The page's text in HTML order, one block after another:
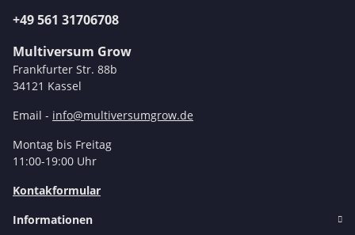
+49 561 31706708
Multiversum Grow
Frankfurter Str. 88b
34121 Kassel
Email - info@multiversumgrow.de
Montag bis Freitag
11:00-19:00 Uhr
Kontakformular
Informationen